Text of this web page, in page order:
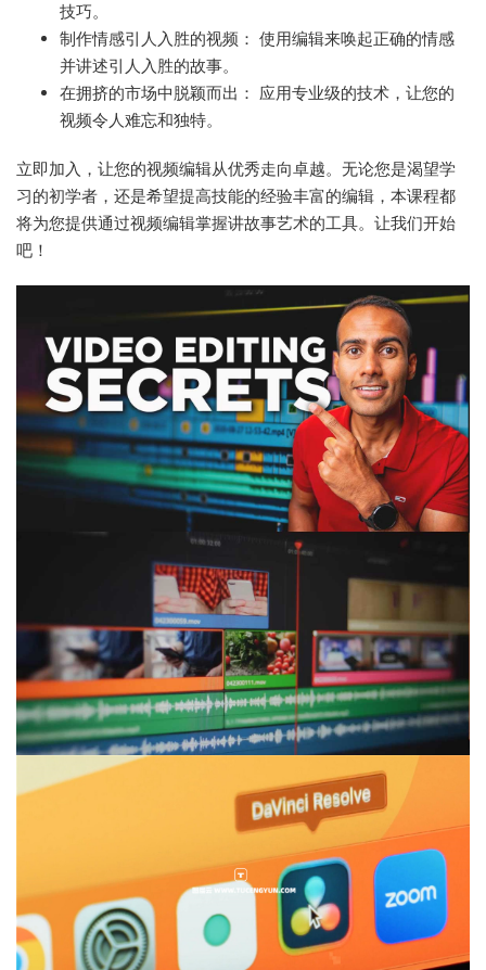
技巧。
制作情感引人入胜的视频： 使用编辑来唤起正确的情感
并讲述引人入胜的故事。
在拥挤的市场中脱颖而出： 应用专业级的技术，让您的
视频令人难忘和独特。
立即加入，让您的视频编辑从优秀走向卓越。无论您是渴望学
习的初学者，还是希望提高技能的经验丰富的编辑，本课程都
将为您提供通过视频编辑掌握讲故事艺术的工具。让我们开始
吧！